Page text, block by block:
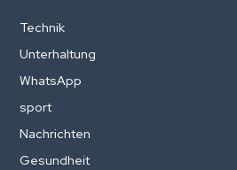
Technik
Unterhaltung
WhatsApp
sport
Nachrichten
Gesundheit